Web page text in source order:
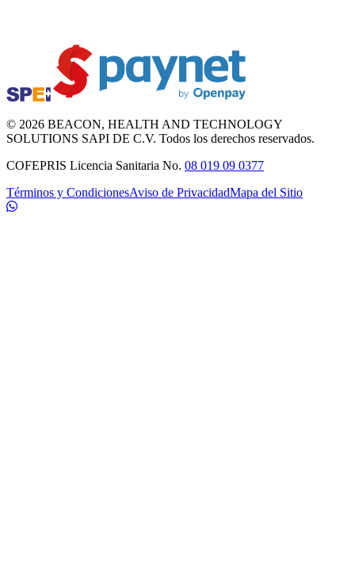
© 2026 BEACON, HEALTH AND TECHNOLOGY
SOLUTIONS SAPI DE C.V. Todos los derechos reservados.
COFEPRIS Licencia Sanitaria No. 08 019 09 0377
Términos y CondicionesAviso de PrivacidadMapa del Sitio